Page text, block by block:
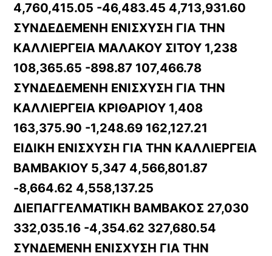
4,760,415.05 -46,483.45 4,713,931.60
ΣΥΝΔΕΔΕΜΕΝΗ ΕΝΙΣΧΥΣΗ ΓΙΑ ΤΗΝ
ΚΑΛΛΙΕΡΓΕΙΑ ΜΑΛΑΚΟΥ ΣΙΤΟΥ 1,238
108,365.65 -898.87 107,466.78
ΣΥΝΔΕΔΕΜΕΝΗ ΕΝΙΣΧΥΣΗ ΓΙΑ ΤΗΝ
ΚΑΛΛΙΕΡΓΕΙΑ ΚΡΙΘΑΡΙΟΥ 1,408
163,375.90 -1,248.69 162,127.21
ΕΙΔΙΚΗ ΕΝΙΣΧΥΣΗ ΓΙΑ ΤΗΝ ΚΑΛΛΙΕΡΓΕΙΑ
ΒΑΜΒΑΚΙΟΥ 5,347 4,566,801.87
-8,664.62 4,558,137.25
ΔΙΕΠΑΓΓΕΛΜΑΤΙΚΗ ΒΑΜΒΑΚΟΣ 27,030
332,035.16 -4,354.62 327,680.54
ΣΥΝΔΕΜΕΝΗ ΕΝΙΣΧΥΣΗ ΓΙΑ ΤΗΝ